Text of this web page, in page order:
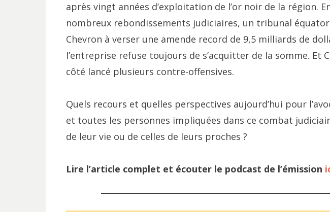
après vingt années d’exploitation de l’or noir de la région.
nombreux rebondissements judiciaires, un tribunal
Chevron à verser une amende record de 9,5 milliards de
l’entreprise refuse toujours de s’acquitter de la somme. Et
côté lancé plusieurs contre-offensives.
Quels recours et quelles perspectives aujourd’hui pour
et toutes les personnes impliquées dans ce combat
de leur vie ou de celles de leurs proches ?
Lire l’article complet et écouter le podcast de l’émission